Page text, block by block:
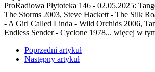
ProRadiowa Płytoteka 146 - 02.05.2025:
The Storms 2003, Steve Hackett - The Silk
- A Girl Called Linda - Wild Orchids 2006,
Endless Sender - Cyclone 1978... więcej w
Poprzedni artykuł
Następny artykuł